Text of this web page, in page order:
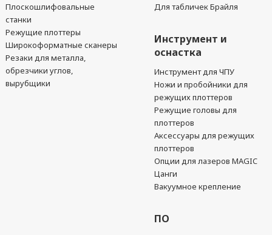
Плоскошлифовальные
станки
Режущие плоттеры
Широкоформатные сканеры
Резаки для металла,
обрезчики углов,
вырубщики
Для табличек Брайля
Инструмент и
оснастка
Инструмент для ЧПУ
Ножи и пробойники для
режущих плоттеров
Режущие головы для
плоттеров
Аксессуары для режущих
плоттеров
Опции для лазеров MAGIC
Цанги
Вакуумное крепление
ПО